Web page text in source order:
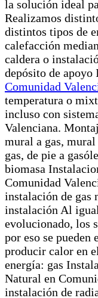
la solución ideal
Realizamos
distintos tipos de
calefacción
caldera o
depósito de apoyo
Comunidad
temperatura o
incluso con
Valenciana.
mural a gas, mural
gas, de pie a
biomasa
Comunidad
instalación de gas
instalación Al
evolucionado, los
por eso se pueden
producir calor en
energía: gas
Natural en
instalación de